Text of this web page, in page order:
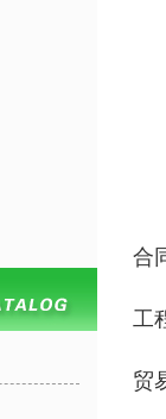
合
工
贸